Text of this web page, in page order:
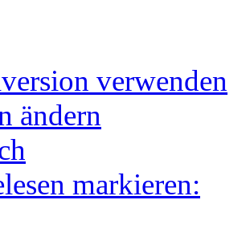
verwenden
ändern
markieren: